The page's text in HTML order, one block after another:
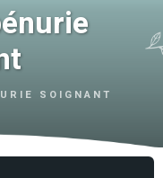
SOIGNANT